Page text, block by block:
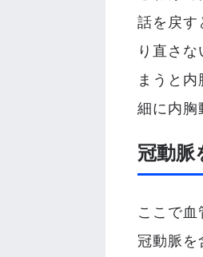
話を戻す
り直さ
まうと
細に内胸
冠動脈
ここで血
冠動脈を